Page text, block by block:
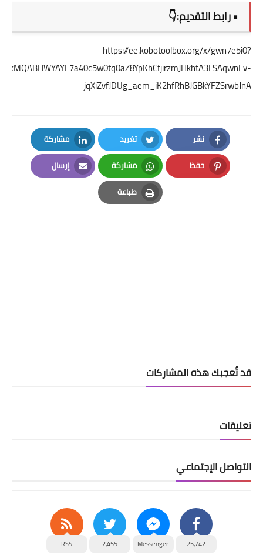
• رابط التقديم:👇
https://ee.kobotoolbox.org/x/gwn7e5i0?
jqXiZvfJDUg_aem_iK2hfRhBJGBkYFZSrwbJnA
نشر
Facebook
تغريد
Twitter
مشاركة
LinkedIn
حفظ
Pinterest
مشاركة
Whatsapp
إرسال
Email
طباعة
Print
قد تُعجبك هذه المشاركات
تعليقات
التواصل الإجتماعي
25,742
Messenger
2,455
RSS